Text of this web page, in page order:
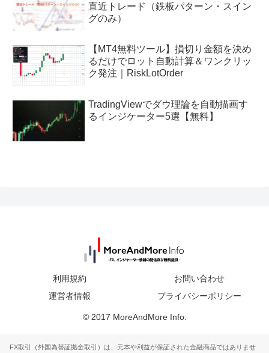
直近トレード（鉄板パターン・スイン
グのみ）
【MT4無料ツール】損切り金額を決め
るだけでロット自動計算＆ワンクリッ
ク発注｜RiskLotOrder
TradingViewでダウ理論を自動描画す
るインジケーター5選【無料】
利用規約
お問い合わせ
運営者情報
プライバシーポリシー
© 2017 MoreAndMore Info.
FX取引（外国為替証拠金取引）は、元本や利益が保証された金融商品ではありませ